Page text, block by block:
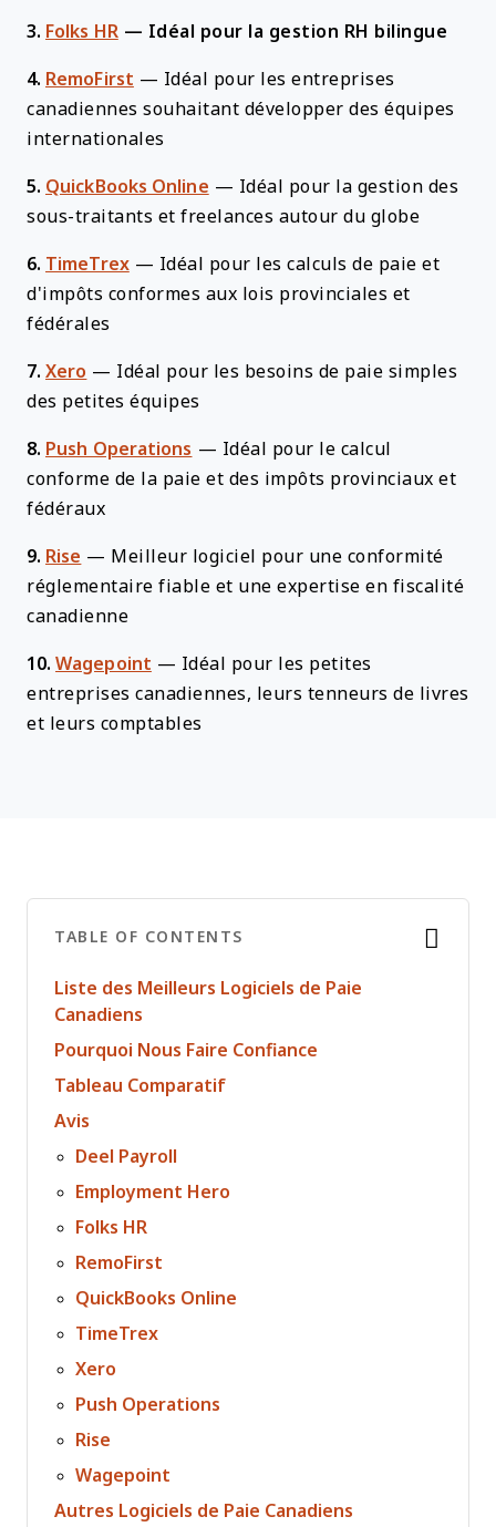
3. Folks HR — Idéal pour la gestion RH bilingue
4. RemoFirst — Idéal pour les entreprises
canadiennes souhaitant développer des équipes
internationales
5. QuickBooks Online — Idéal pour la gestion des
sous-traitants et freelances autour du globe
6. TimeTrex — Idéal pour les calculs de paie et
d'impôts conformes aux lois provinciales et
fédérales
7. Xero — Idéal pour les besoins de paie simples
des petites équipes
8. Push Operations — Idéal pour le calcul
conforme de la paie et des impôts provinciaux et
fédéraux
9. Rise — Meilleur logiciel pour une conformité
réglementaire fiable et une expertise en fiscalité
canadienne
10. Wagepoint — Idéal pour les petites
entreprises canadiennes, leurs tenneurs de livres
et leurs comptables
TABLE OF CONTENTS
Liste des Meilleurs Logiciels de Paie
Canadiens
Pourquoi Nous Faire Confiance
Tableau Comparatif
Avis
Deel Payroll
Employment Hero
Folks HR
RemoFirst
QuickBooks Online
TimeTrex
Xero
Push Operations
Rise
Wagepoint
Autres Logiciels de Paie Canadiens